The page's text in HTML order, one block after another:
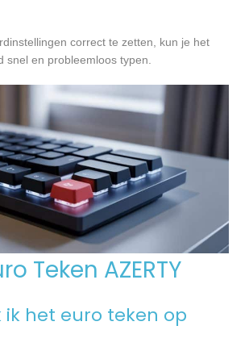
correct te zetten, kun je het
snel en probleemloos typen.
Teken AZERTY
ik het euro teken op